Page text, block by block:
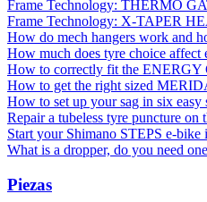
Frame Technology: THERMO
Frame Technology: X-TAPER
How do mech hangers work and
How much does tyre choice affect
How to correctly fit the ENERGY
How to get the right sized
How to set up your sag in six easy
Repair a tubeless tyre puncture on
Start your Shimano STEPS e-bike
What is a dropper, do you need
Piezas